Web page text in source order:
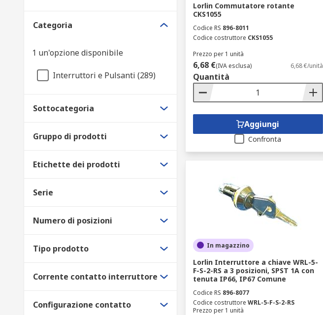
Categoria
1 un'opzione disponibile
Interruttori e Pulsanti (289)
Sottocategoria
Gruppo di prodotti
Etichette dei prodotti
Serie
Numero di posizioni
Tipo prodotto
Corrente contatto interruttore
Configurazione contatto
Lorlin Commutatore rotante
CKS1055
Codice RS 896-8011
Codice costruttore CKS1055
Prezzo per 1 unità
6,68 €(IVA esclusa) 6,68 €/unità
Quantità
Aggiungi
Confronta
In magazzino
Lorlin Interruttore a chiave WRL-5-
F-S-2-RS a 3 posizioni, SPST 1A con
tenuta IP66, IP67 Comune
Codice RS 896-8077
Codice costruttore WRL-5-F-S-2-RS
Prezzo per 1 unità